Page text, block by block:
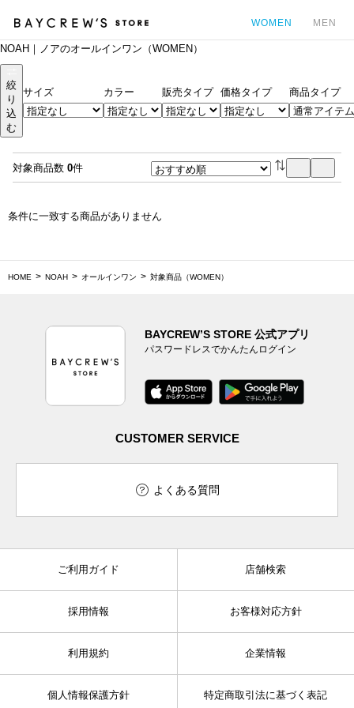
WOMEN MEN
NOAH｜ノアのオールインワン（WOMEN）
絞
り
込
む
サイズ カラー 販売タイプ 価格タイプ 商品タイプ
対象商品数 0件
条件に一致する商品がありません
HOME NOAH オールインワン 対象商品（WOMEN）
BAYCREW’S STORE 公式アプリ
パスワードレスでかんたんログイン
CUSTOMER SERVICE
よくある質問
ご利用ガイド 店舗検索
採用情報 お客様対応方針
利用規約 企業情報
個人情報保護方針 特定商取引法に基づく表記